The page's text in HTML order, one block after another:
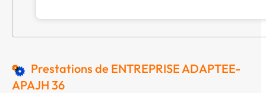
Prestations de ENTREPRISE ADAPTEE-
APAJH 36